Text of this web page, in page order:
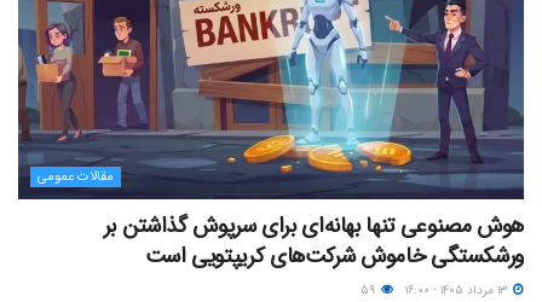
مقالات عمومی
هوش مصنوعی تنها بهانه‌ای برای سرپوش گذاشتن بر
ورشکستگی خاموش شرکت‌های کریپتویی است